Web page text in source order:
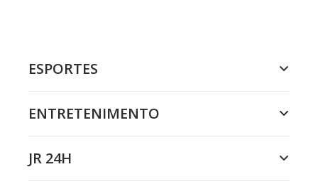
ESPORTES
ENTRETENIMENTO
JR 24H